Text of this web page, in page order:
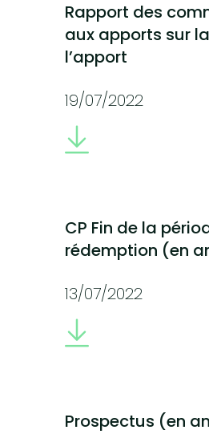
Rapport des
aux apports sur
l’apport
19/07/2022
CP Fin de la
rédemption (en
13/07/2022
Prospectus (en